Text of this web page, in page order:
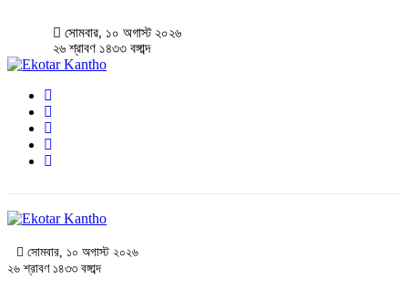
সোমবার, ১০ অগাস্ট ২০২৬
২৬ শ্রাবণ ১৪৩৩ বঙ্গাব্দ
সোমবার, ১০ অগাস্ট ২০২৬
২৬ শ্রাবণ ১৪৩৩ বঙ্গাব্দ